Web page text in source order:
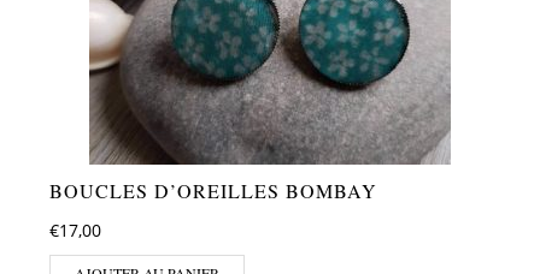
BOUCLES D’OREILLES BOMBAY
€17,00